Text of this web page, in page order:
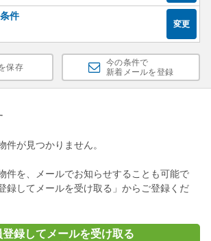
件
変更
保存
今の条件で
新着メールを登録
件が見つかりません。
件を、メールでお知らせすることも可能で
録してメールを受け取る」からご登録くだ
登録してメールを受け取る